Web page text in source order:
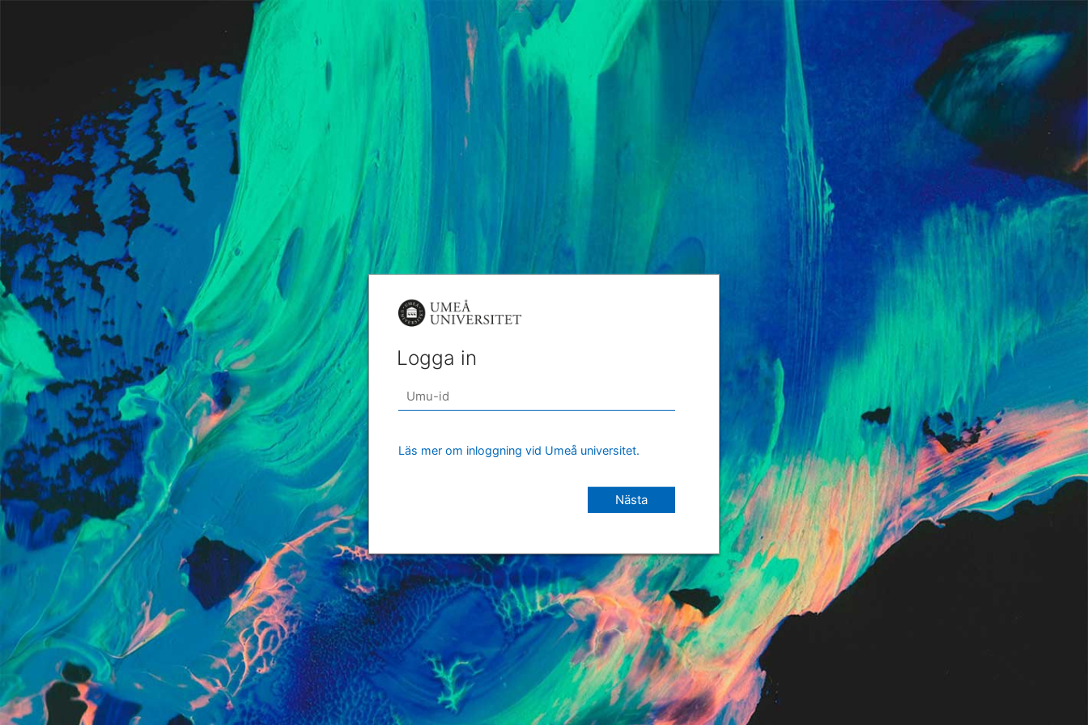
Logga in
Läs mer om inloggning vid Umeå universitet.
Nästa